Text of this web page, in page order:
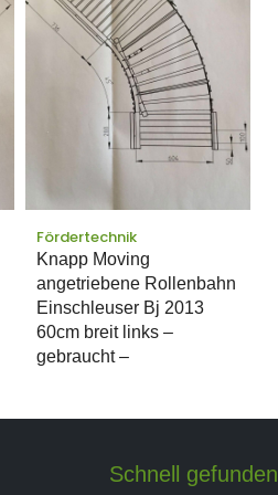
Fördertechnik
Knapp Moving
angetriebene Rollenbahn
Einschleuser Bj 2013
60cm breit links –
gebraucht –
Schnell gefunden